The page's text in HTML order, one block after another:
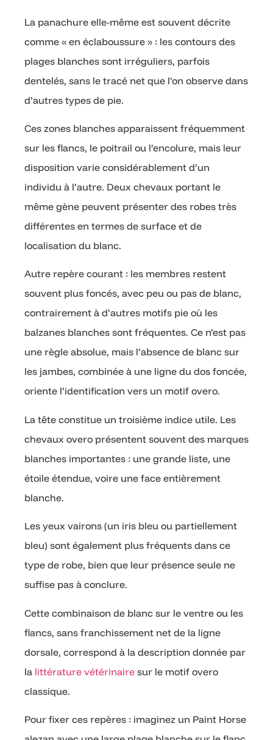
La panachure elle-même est souvent décrite
comme « en éclaboussure » : les contours des
plages blanches sont irréguliers, parfois
dentelés, sans le tracé net que l’on observe dans
d’autres types de pie.
Ces zones blanches apparaissent fréquemment
sur les flancs, le poitrail ou l’encolure, mais leur
disposition varie considérablement d’un
individu à l’autre. Deux chevaux portant le
même gène peuvent présenter des robes très
différentes en termes de surface et de
localisation du blanc.
Autre repère courant : les membres restent
souvent plus foncés, avec peu ou pas de blanc,
contrairement à d’autres motifs pie où les
balzanes blanches sont fréquentes. Ce n’est pas
une règle absolue, mais l’absence de blanc sur
les jambes, combinée à une ligne du dos foncée,
oriente l’identification vers un motif overo.
La tête constitue un troisième indice utile. Les
chevaux overo présentent souvent des marques
blanches importantes : une grande liste, une
étoile étendue, voire une face entièrement
blanche.
Les yeux vairons (un iris bleu ou partiellement
bleu) sont également plus fréquents dans ce
type de robe, bien que leur présence seule ne
suffise pas à conclure.
Cette combinaison de blanc sur le ventre ou les
flancs, sans franchissement net de la ligne
dorsale, correspond à la description donnée par
la littérature vétérinaire sur le motif overo
classique.
Pour fixer ces repères : imaginez un Paint Horse